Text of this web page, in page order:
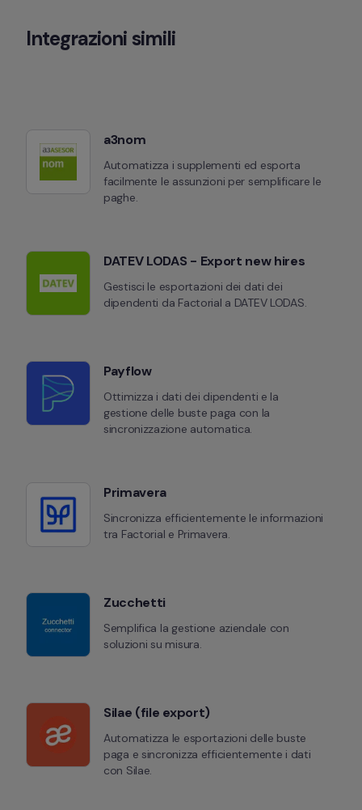
Integrazioni simili
a3nom
Automatizza i supplementi ed esporta
facilmente le assunzioni per semplificare le
paghe.
DATEV LODAS - Export new hires
Gestisci le esportazioni dei dati dei
dipendenti da Factorial a DATEV LODAS.
Payflow
Ottimizza i dati dei dipendenti e la
gestione delle buste paga con la
sincronizzazione automatica.
Primavera
Sincronizza efficientemente le informazioni
tra Factorial e Primavera.
Zucchetti
Semplifica la gestione aziendale con
soluzioni su misura.
Silae (file export)
Automatizza le esportazioni delle buste
paga e sincronizza efficientemente i dati
con Silae.